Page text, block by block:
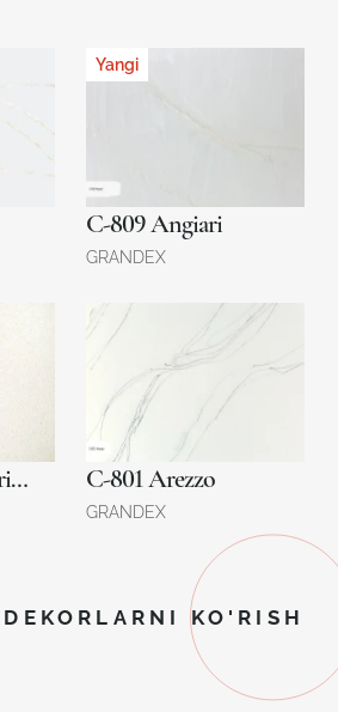
Yangi
C-809 Angiari
GRANDEX
A-416 Visible Horizon C-801 Arezzo
GRANDEX
KO'RISH